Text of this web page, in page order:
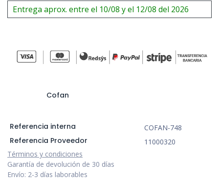
Entrega aprox. entre el 10/08 y el 12/08 del 2026
Cofan
Referencia interna COFAN-748
Referencia Proveedor
11000320
Términos y condiciones
Garantía de devolución de 30 días
Envío: 2-3 días laborables